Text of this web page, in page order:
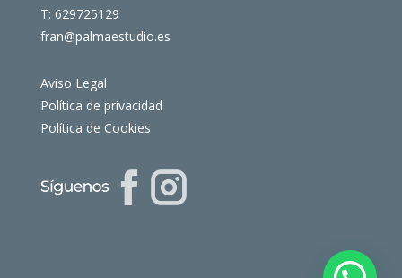
T: 629725129
fran@palmaestudio.es
Aviso Legal
Política de privacidad
Política de Cookies